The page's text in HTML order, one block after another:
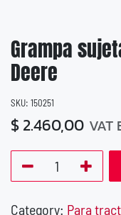
Grampa
Deere
SKU: 150251
$2.460,00 VAT
Category: Para